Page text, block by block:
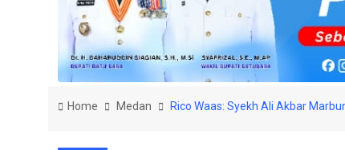
Home Medan Rico Waas: Syekh Ali Akbar